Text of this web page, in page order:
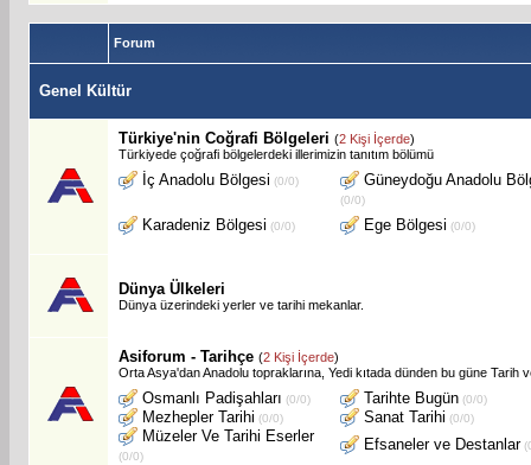
Forum
Genel Kültür
Türkiye'nin Coğrafi Bölgeleri (2 Kişi İçerde)
Türkiyede çoğrafi bölgelerdeki illerimizin tanıtım bölümü
İç Anadolu Bölgesi (0/0) Güneydoğu Anadolu
(0/0)
Karadeniz Bölgesi (0/0) Ege Bölgesi (0/0)
Dünya Ülkeleri
Dünya üzerindeki yerler ve tarihi mekanlar.
Asiforum - Tarihçe (2 Kişi İçerde)
Orta Asya'dan Anadolu topraklarına, Yedi kıtada dünden bu güne Tarih
Osmanlı Padişahları (0/0) Tarihte Bugün (0/0)
Mezhepler Tarihi (0/0) Sanat Tarihi (0/0)
Müzeler Ve Tarihi Eserler
(0/0)
Efsaneler ve Destanlar